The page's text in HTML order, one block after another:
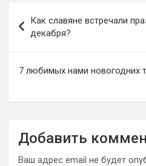
по
записям
Как славяне встречали
декабря?
7 любимых нами новогодних
Добавить
Ваш адрес email не будет